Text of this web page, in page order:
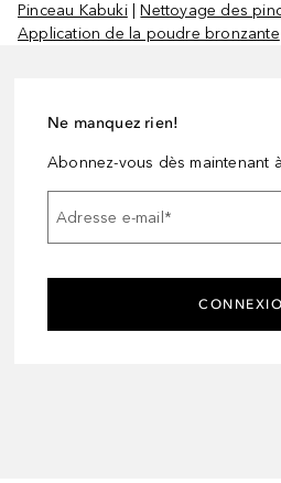
Pinceau Kabuki|Nettoyage des
Application de la poudre bronzante
Ne manquez rien!
Abonnez-vous dès maintenant
Adresse e-mail *